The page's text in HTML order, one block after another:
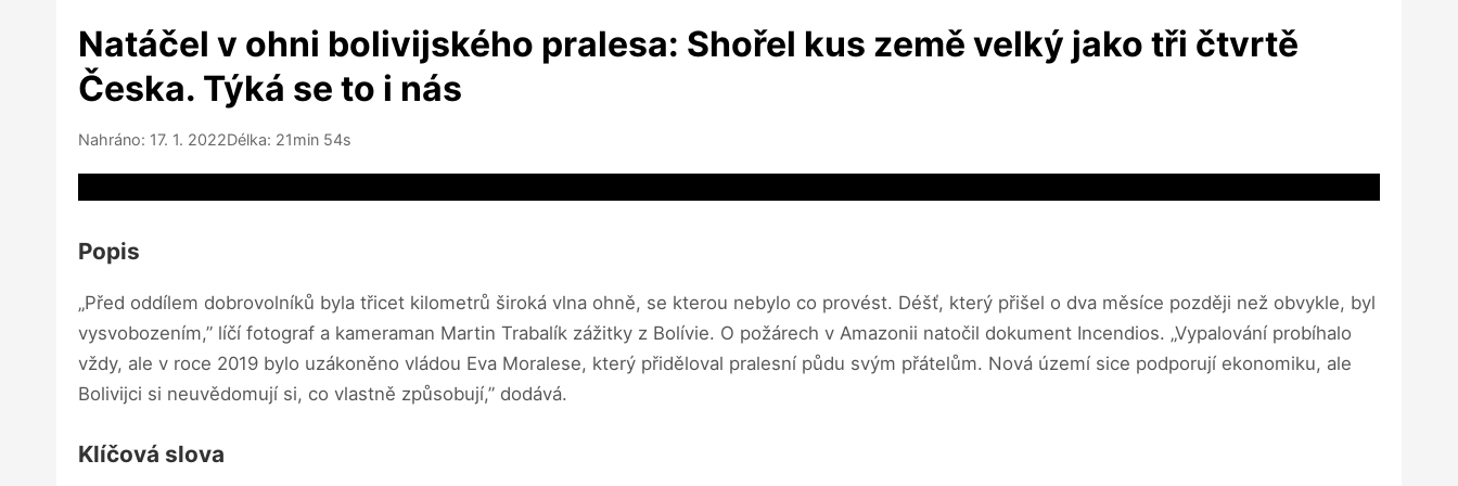
Natáčel v ohni bolivijského pralesa: Shořel kus země velký jako tři čtvrtě
Česka. Týká se to i nás
Nahráno: 17. 1. 2022Délka: 21min 54s
Popis
„Před oddílem dobrovolníků byla třicet kilometrů široká vlna ohně, se kterou nebylo co provést. Déšť, který přišel o dva měsíce později než obvykle, byl
vysvobozením,” líčí fotograf a kameraman Martin Trabalík zážitky z Bolívie. O požárech v Amazonii natočil dokument Incendios. „Vypalování probíhalo
vždy, ale v roce 2019 bylo uzákoněno vládou Eva Moralese, který přiděloval pralesní půdu svým přátelům. Nová území sice podporují ekonomiku, ale
Bolivijci si neuvědomují si, co vlastně způsobují,” dodává.
Klíčová slova